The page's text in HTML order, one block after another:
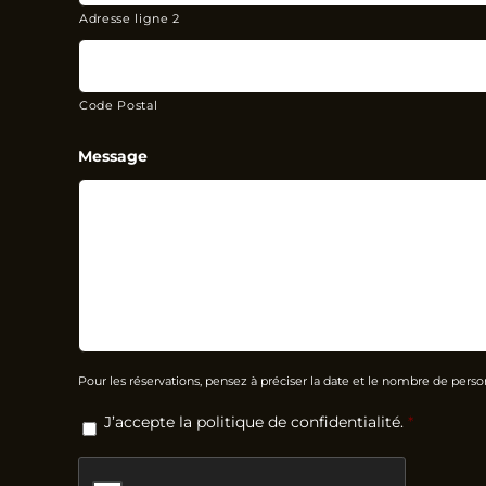
Adresse ligne 2
Code Postal
Message
Pour les réservations, pensez à préciser la date et le nombre de
RGPD *
J’accepte la politique de confidentialité. *